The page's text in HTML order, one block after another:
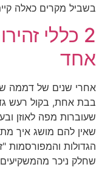
בשביל מקרים כאלה
2 כללי
אחד
אחרי שנים של דממה
בבת אחת, בקול רעש
שעוברות מפה לאוזן
שאין להם מושג איך
הגדולות
שחלק ניכר